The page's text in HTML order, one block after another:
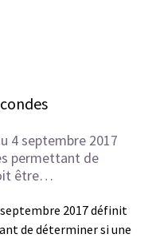
4 septembre 2017
permettant de
être…
2017 définit
de déterminer si une